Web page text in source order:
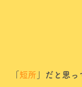
短所 」だと思っ